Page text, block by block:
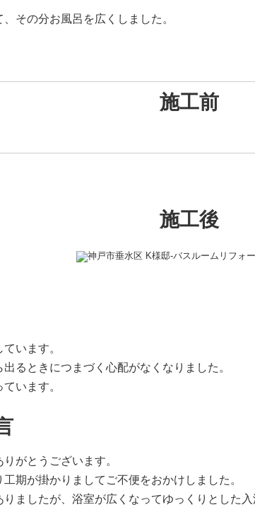
その分お風呂を広くしました。
施工前
施工後
います。
るときにつまづく心配がなくなりました。
います。
がとうございます。
期が掛かりましてご不便をおかけしました。
ましたが、浴室が広くなってゆっくりとした